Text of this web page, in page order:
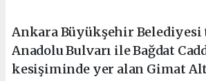
Ankara Büyükşehir Belediyesi
Anadolu Bulvarı ile Bağdat
kesişiminde yer alan Gimat Alt